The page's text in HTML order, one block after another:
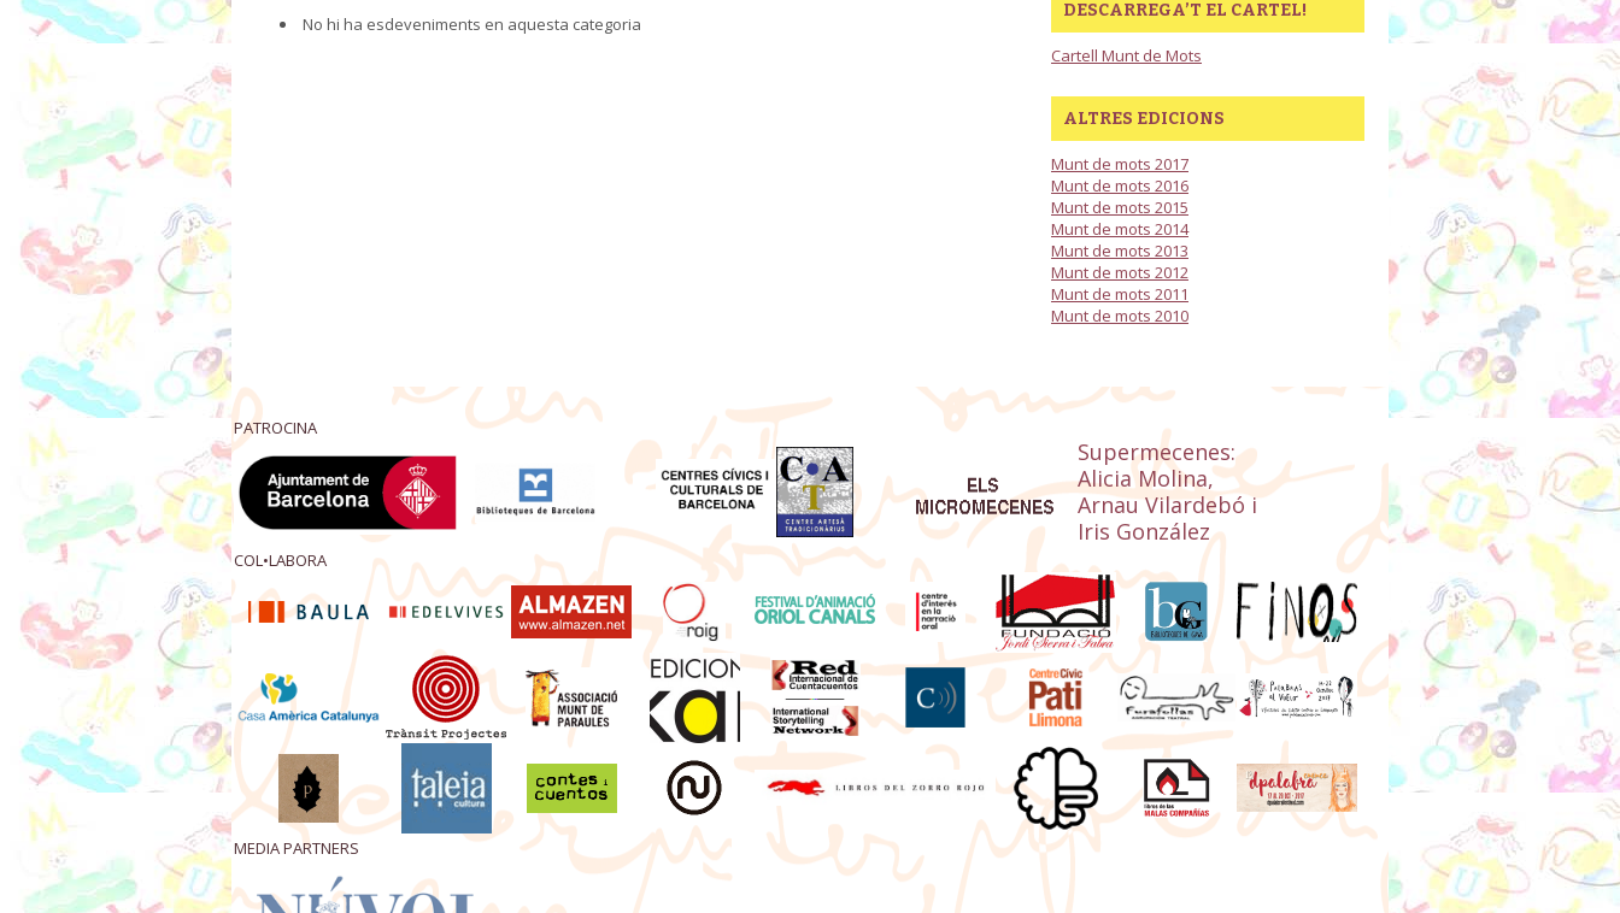
No hi ha esdeveniments en aquesta categoria
DESCARREGA’T EL CARTEL!
Cartell Munt de Mots
ALTRES EDICIONS
Munt de mots 2017
Munt de mots 2016
Munt de mots 2015
Munt de mots 2014
Munt de mots 2013
Munt de mots 2012
Munt de mots 2011
Munt de mots 2010
PATROCINA
Supermecenes:
Alicia Molina,
Arnau Vilardebó i
Iris González
COL•LABORA
MEDIA PARTNERS